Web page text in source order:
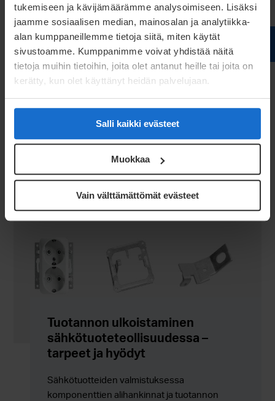
tukemiseen ja kävijämäärämme analysoimiseen. Lisäksi
jaamme sosiaalisen median, mainosalan ja analytiikka-
alan kumppaneillemme tietoja siitä, miten käytät
sivustoamme. Kumppanimme voivat yhdistää näitä
tietoja muihin tietoihin, joita olet antanut heille tai joita on
kerätty, kun olet käyttänyt heidän palvelujaan.
Salli kaikki evästeet
Muokkaa
Vain välttämättömät evästeet
Asiantuntijat apunasi
Asiantuntijamme haluavat auttaa sinua! Ota
meihin yhteyttä!
Lue lisää
Tuotannon ulkoistaminen
sähkötuoteteollisuudessa –
tarpeet ja hyödyt
Sähkötuotteiden valmistuksessa
komponenttien alihankinnat ja tuotannon